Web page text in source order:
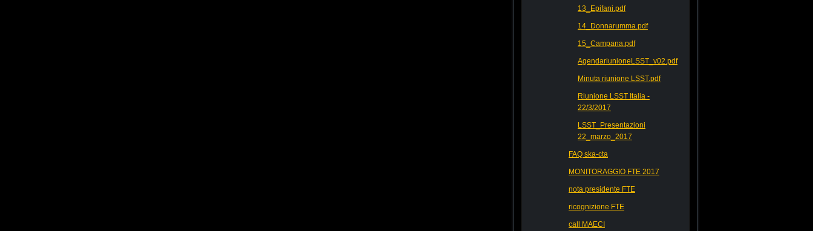
13_Epifani.pdf
14_Donnarumma.pdf
15_Campana.pdf
AgendariunioneLSST_v02.pdf
Minuta riunione LSST.pdf
Riunione LSST Italia -
22/3/2017
LSST_Presentazioni
22_marzo_2017
FAQ ska-cta
MONITORAGGIO FTE 2017
nota presidente FTE
ricognizione FTE
call MAECI